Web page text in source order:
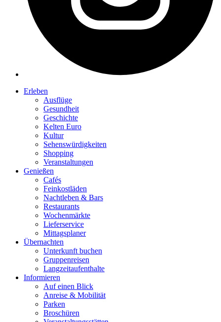
Erleben
Ausflüge
Gesundheit
Geschichte
Kelten Euro
Kultur
Sehenswürdigkeiten
Shopping
Veranstaltungen
Genießen
Cafés
Feinkostläden
Nachtleben & Bars
Restaurants
Wochenmärkte
Lieferservice
Mittagsplaner
Übernachten
Unterkunft buchen
Gruppenreisen
Langzeitaufenthalte
Informieren
Auf einen Blick
Anreise & Mobilität
Parken
Broschüren